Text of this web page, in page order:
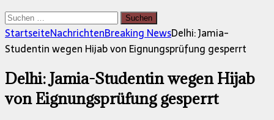
Suchen
nach:
StartseiteNachrichtenBreaking NewsDelhi: Jamia-
Studentin wegen Hijab von Eignungsprüfung gesperrt
Delhi: Jamia-Studentin wegen Hijab
von Eignungsprüfung gesperrt